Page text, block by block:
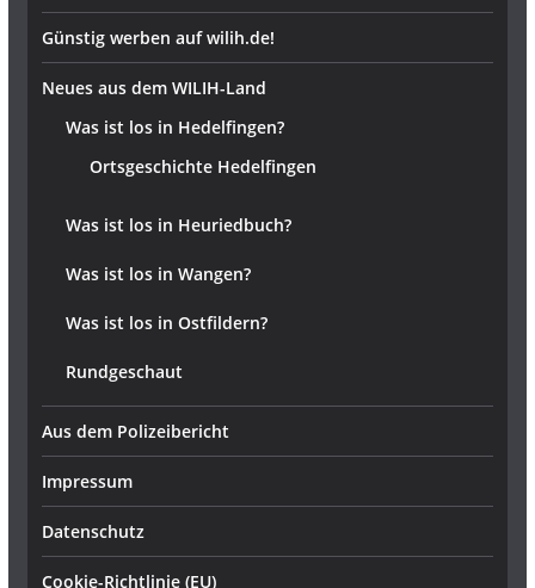
Günstig werben auf wilih.de!
Neues aus dem WILIH-Land
Was ist los in Hedelfingen?
Ortsgeschichte Hedelfingen
Was ist los in Heuriedbuch?
Was ist los in Wangen?
Was ist los in Ostfildern?
Rundgeschaut
Aus dem Polizeibericht
Impressum
Datenschutz
Cookie-Richtlinie (EU)